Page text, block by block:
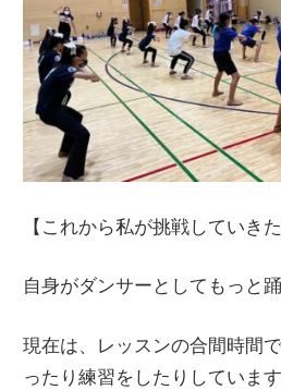
【これから私が挑戦していき
自身がダンサーとしてもっと
現在は、レッスンの合間時間
ったり練習をしたりしていま